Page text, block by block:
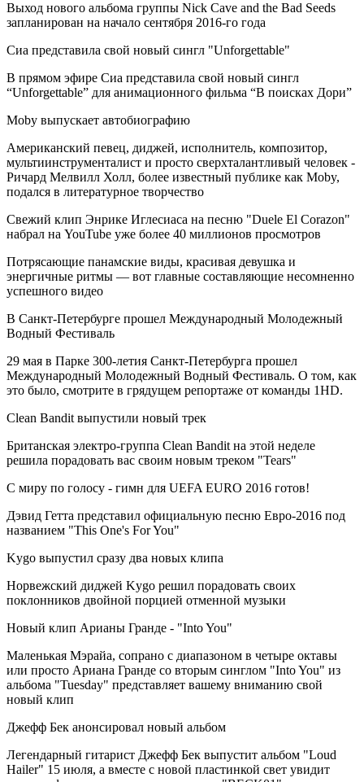
Выход нового альбома группы Nick Cave and the Bad Seeds
запланирован на начало сентября 2016-го года
Сиа представила свой новый сингл "Unforgettable"
В прямом эфире Сиа представила свой новый сингл
“Unforgettable” для анимационного фильма “В поисках Дори”
Moby выпускает автобиографию
Американский певец, диджей, исполнитель, композитор,
мультиинструменталист и просто сверхталантливый человек -
Ричард Мелвилл Холл, более известный публике как Moby,
подался в литературное творчество
Свежий клип Энрике Иглесиаса на песню "Duele El Corazon"
набрал на YouTube уже более 40 миллионов просмотров
Потрясающие панамские виды, красивая девушка и
энергичные ритмы — вот главные составляющие несомненно
успешного видео
В Санкт-Петербурге прошел Международный Молодежный
Водный Фестиваль
29 мая в Парке 300-летия Санкт-Петербурга прошел
Международный Молодежный Водный Фестиваль. О том, как
это было, смотрите в грядущем репортаже от команды 1HD.
Clean Bandit выпустили новый трек
Британская электро-группа Clean Bandit на этой неделе
решила порадовать вас своим новым треком "Tears"
С миру по голосу - гимн для UEFA EURO 2016 готов!
Дэвид Гетта представил официальную песню Евро-2016 под
названием "This One's For You"
Kygo выпустил сразу два новых клипа
Норвежский диджей Kygo решил порадовать своих
поклонников двойной порцией отменной музыки
Новый клип Арианы Гранде - "Into You"
Маленькая Мэрайа, сопрано с диапазоном в четыре октавы
или просто Ариана Гранде со вторым синглом "Into You" из
альбома "Tuesday" представляет вашему вниманию свой
новый клип
Джефф Бек анонсировал новый альбом
Легендарный гитарист Джефф Бек выпустит альбом "Loud
Hailer" 15 июля, а вместе с новой пластинкой свет увидит